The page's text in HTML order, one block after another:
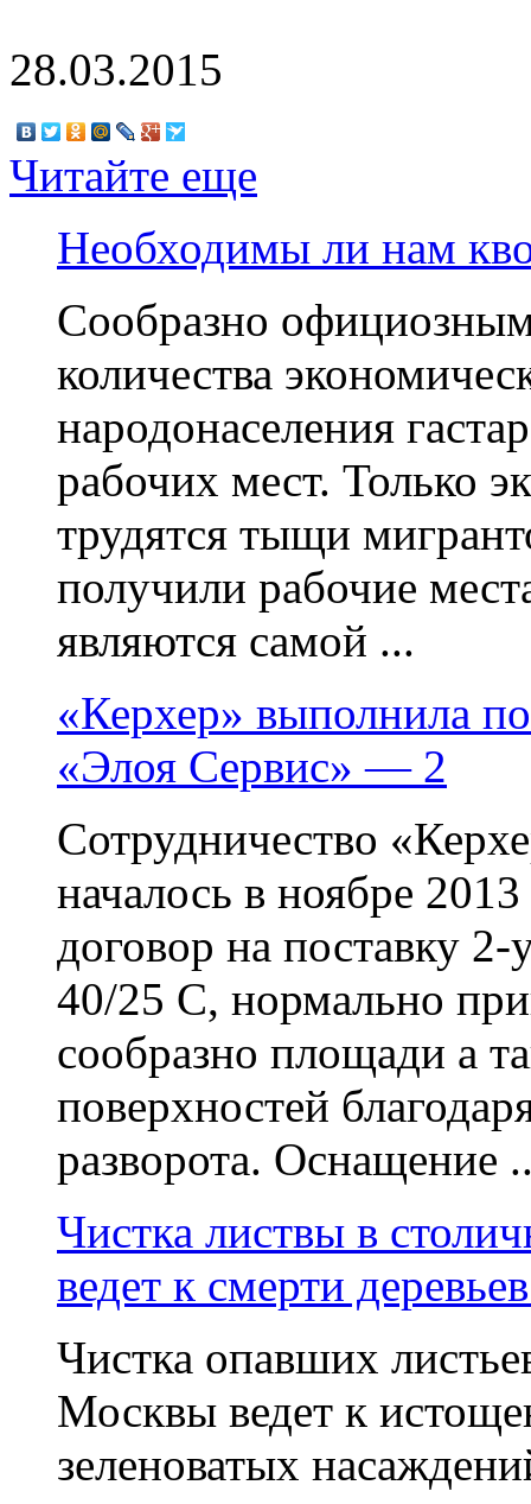
28.03.2015
Читайте еще
Необходимы ли нам
Сообразно
количества
народонаселения
рабочих мест. Только
трудятся тыщи
получили рабочие
являются самой ...
«Керхер» выполнила
«Элоя Сервис» — 2
Сотрудничество
началось в ноябре
договор на поставку
40/25 C, нормально
сообразно площади а
поверхностей
разворота. Оснащение
Чистка листвы в
ведет к смерти
Чистка опавших
Москвы ведет к
зеленоватых